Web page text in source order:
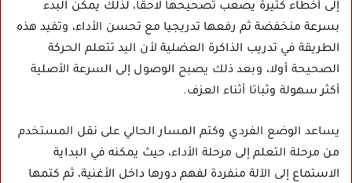
إلى أخطاء كثيرة يصعب تصحيحها لاحقا، لذلك يمكن البدء
بسرعة منخفضة ثم رفعها تدريجيا مع تحسن الأداء، وتفيد هذه
الطريقة في تدريب الذاكرة العضلية لأن اليد تتعلم الحركة
الصحيحة أولا، وبعد ذلك يصبح الوصول إلى السرعة الأصلية
أكثر سهولة وثباتا أثناء العزف.
يساعد الوضع الفردي وكتم المسار الحالي على نقل المستخدم
من مرحلة التعلم إلى مرحلة الأداء، حيث يمكنه في البداية
الاستماع إلى الآلة منفردة لفهم دورها داخل الأغنية، ثم كتمها